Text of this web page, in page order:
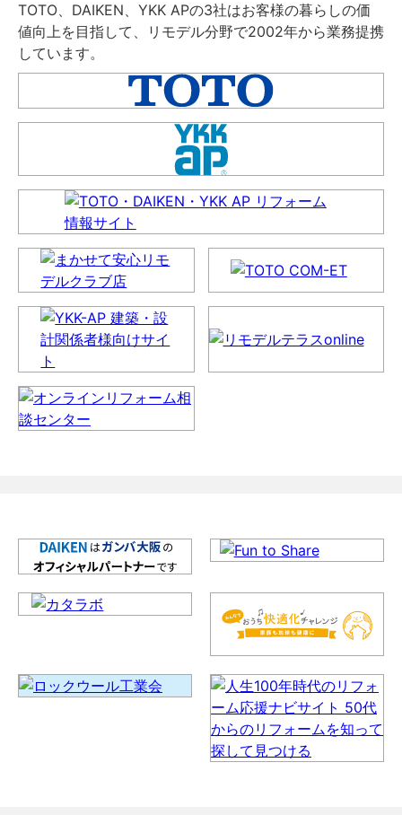
TOTO、DAIKEN、YKK APの3社はお客様の暮らしの価
値向上を目指して、リモデル分野で2002年から業務提携
しています。